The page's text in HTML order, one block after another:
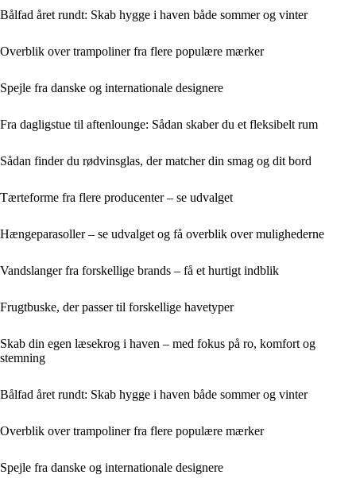
Bålfad året rundt: Skab hygge i haven både sommer og vinter
Overblik over trampoliner fra flere populære mærker
Spejle fra danske og internationale designere
Fra dagligstue til aftenlounge: Sådan skaber du et fleksibelt rum
Sådan finder du rødvinsglas, der matcher din smag og dit bord
Tærteforme fra flere producenter – se udvalget
Hængeparasoller – se udvalget og få overblik over mulighederne
Vandslanger fra forskellige brands – få et hurtigt indblik
Frugtbuske, der passer til forskellige havetyper
Skab din egen læsekrog i haven – med fokus på ro, komfort og
stemning
Bålfad året rundt: Skab hygge i haven både sommer og vinter
Overblik over trampoliner fra flere populære mærker
Spejle fra danske og internationale designere